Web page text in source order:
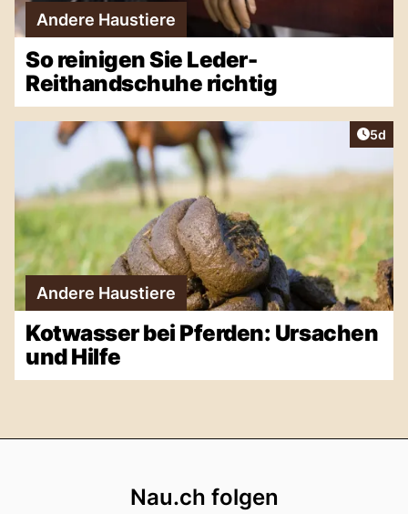
Andere Haustiere
So reinigen Sie Leder-
Reithandschuhe richtig
5d
Andere Haustiere
Kotwasser bei Pferden: Ursachen
und Hilfe
Nau.ch folgen